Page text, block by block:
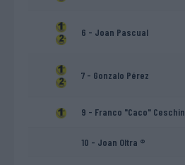
6 - Joan Pascual
7 - Gonzalo Pérez
9 - Franco "Caco" Ceschin
10 - Joan Oltra ®